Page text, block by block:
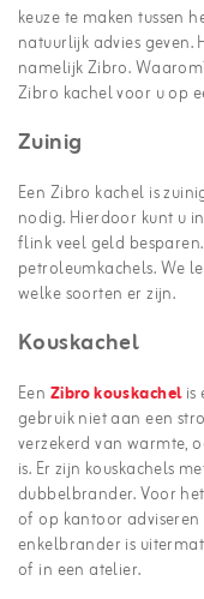
keuze te maken tussen
natuurlijk advies geven.
namelijk Zibro.
Zibro kachel voor u op
Zuinig
Een Zibro kachel is
nodig. Hierdoor kunt u
flink veel geld
petroleumkachels. We
welke soorten er zijn.
Kouskachel
Een Zibro kouskachelis
gebruik niet aan een
verzekerd van warmte,
is. Er zijn kouskachels
dubbelbrander. Voor
of op kantoor
enkelbrander is
of in een atelier.